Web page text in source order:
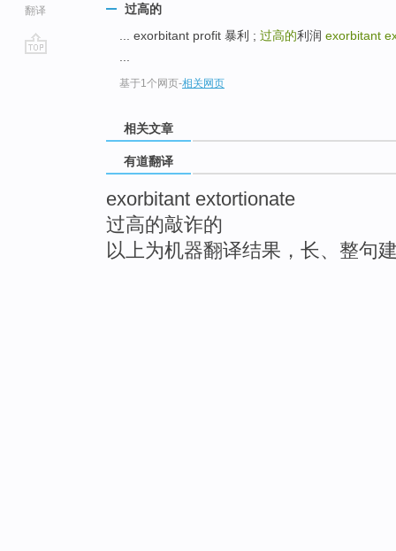
翻译
过高的
... exorbitant profit 暴利 ; 过高的利润 exorbitant
基于1个网页-相关网页
相关文章
有道翻译
exorbitant extortionate
过高的敲诈的
以上为机器翻译结果，长、整句